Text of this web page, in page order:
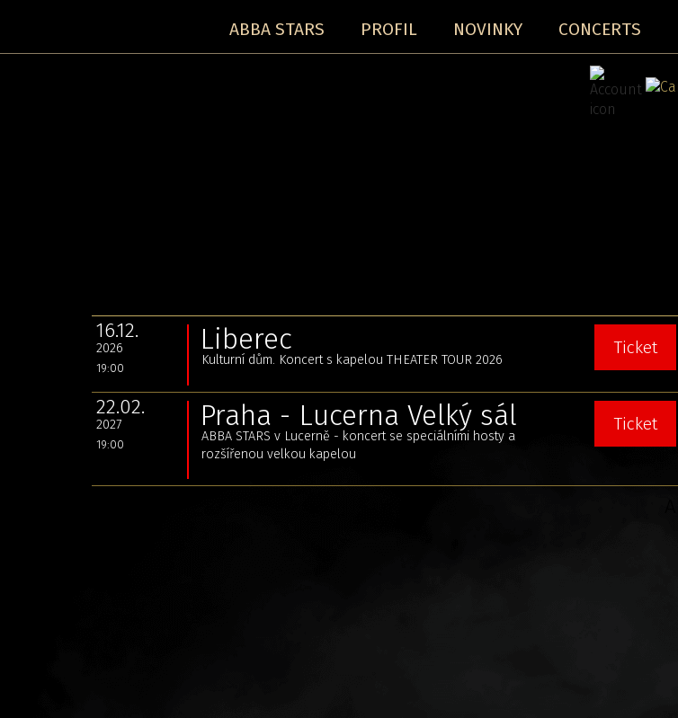
ABBA STARS PROFIL NOVINKY CONCERTS
16.12.
2026
19:00
Ticket
Liberec
Kulturní dům. Koncert s kapelou THEATER TOUR 2026
22.02.
2027
19:00
Ticket
Praha - Lucerna Velký sál
ABBA STARS v Lucerně - koncert se speciálními hosty a
rozšířenou velkou kapelou